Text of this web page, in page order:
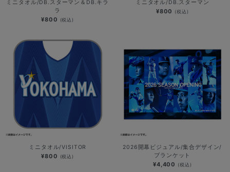
ミニタオル/DB.スターマン＆DB.キラ
ラ
¥800 (税込)
ミニタオル/DB.スターマン
¥800 (税込)
ミニタオル/VISITOR
¥800 (税込)
2026開幕ビジュアル/集合デザイン/
ブランケット
¥4,400 (税込)